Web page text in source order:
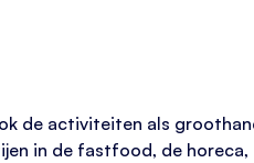
de activiteiten als
in de fastfood, de horeca,